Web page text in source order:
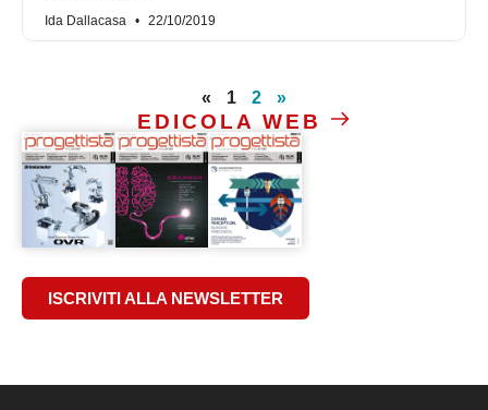
Ida Dallacasa 22/10/2019
« 1 2 »
EDICOLA WEB
ISCRIVITI ALLA NEWSLETTER